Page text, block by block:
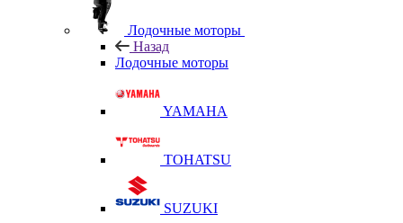
Лодочные моторы
Назад
Лодочные моторы
YAMAHA
TOHATSU
SUZUKI